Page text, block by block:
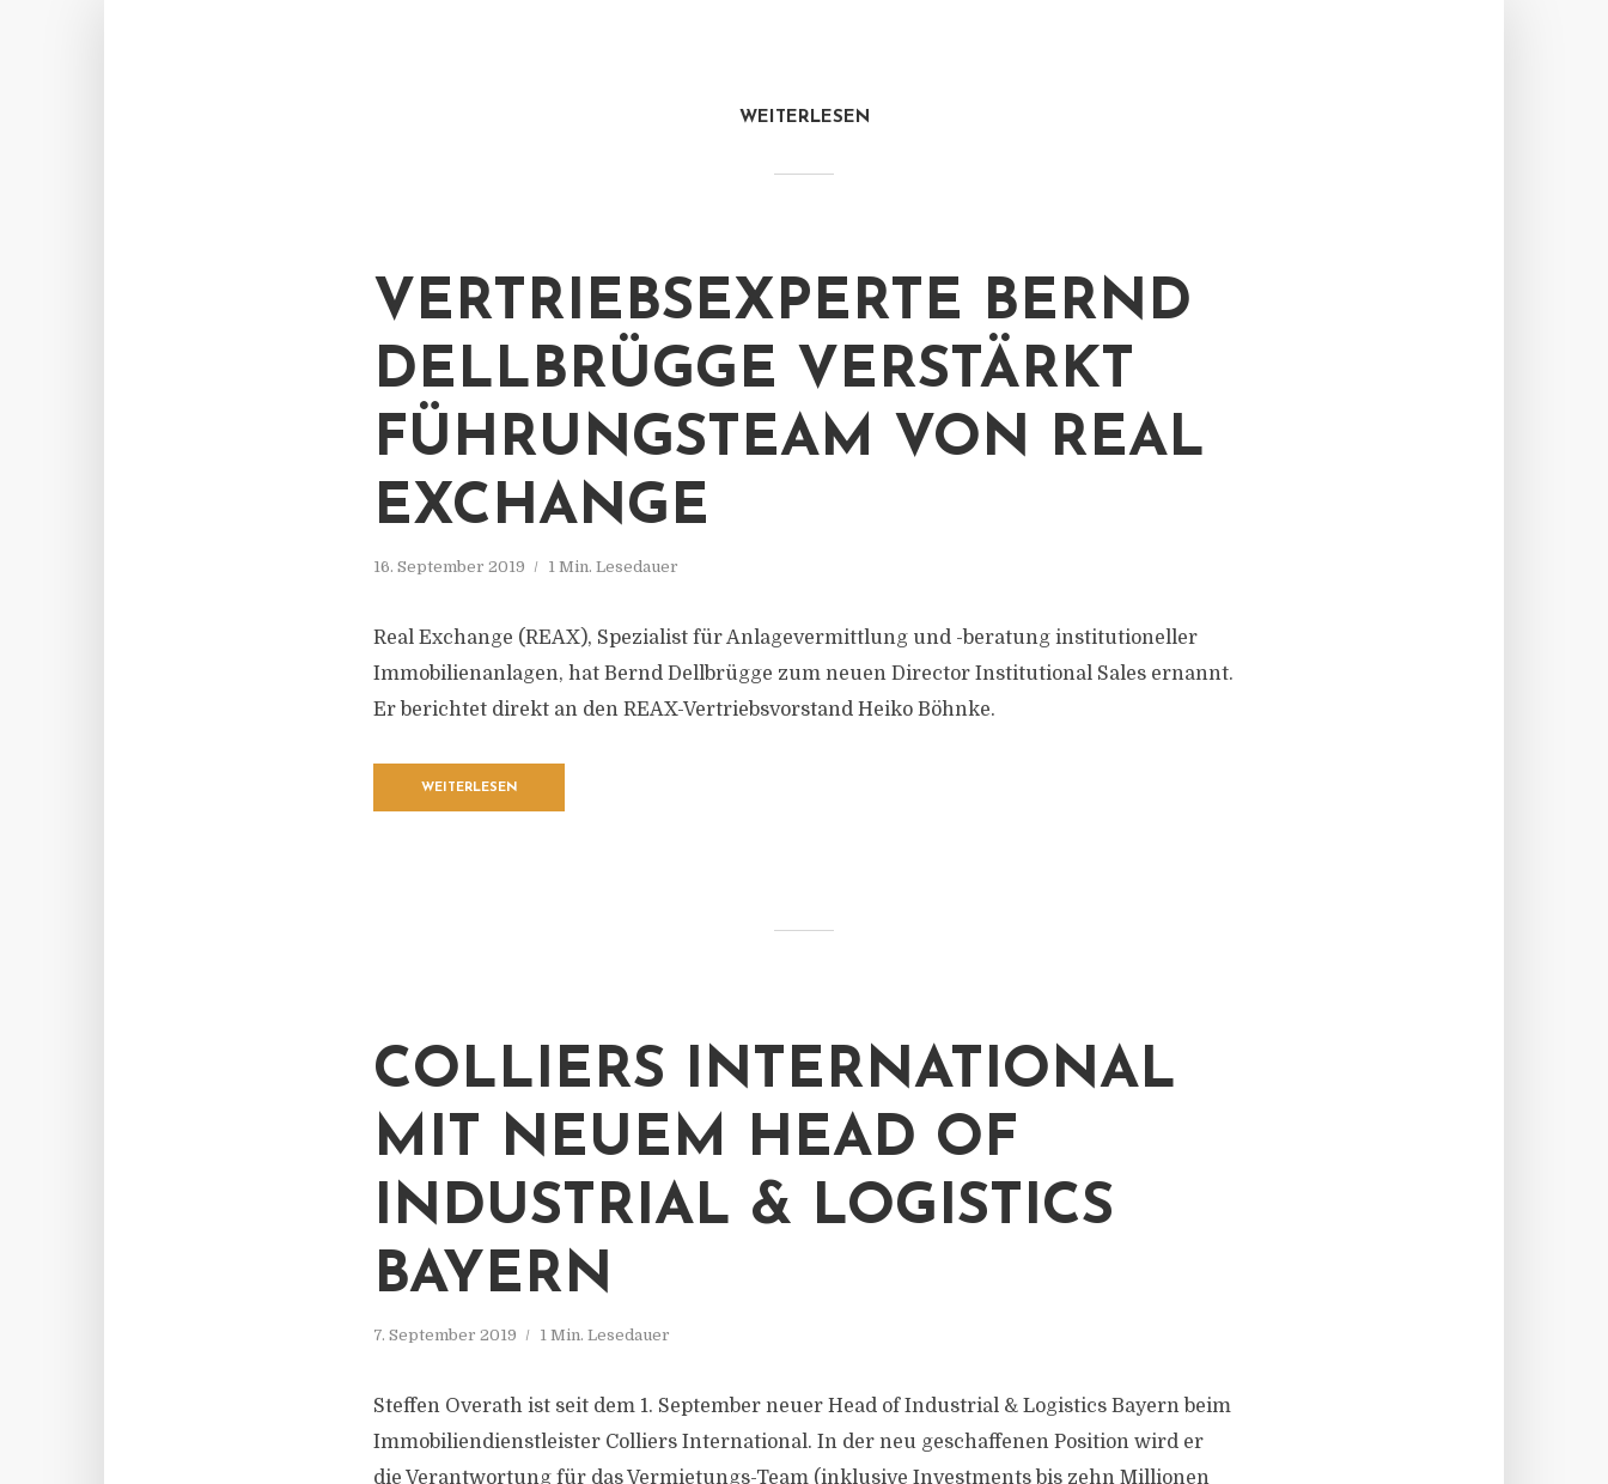
WEITERLESEN
VERTRIEBSEXPERTE BERND
DELLBRÜGGE VERSTÄRKT
FÜHRUNGSTEAM VON REAL
EXCHANGE
16. September 2019 1 Min. Lesedauer
Real Exchange (REAX), Spezialist für Anlagevermittlung und -beratung institutioneller
Immobilienanlagen, hat Bernd Dellbrügge zum neuen Director Institutional Sales ernannt.
Er berichtet direkt an den REAX-Vertriebsvorstand Heiko Böhnke.
WEITERLESEN
COLLIERS INTERNATIONAL
MIT NEUEM HEAD OF
INDUSTRIAL & LOGISTICS
BAYERN
7. September 2019 1 Min. Lesedauer
Steffen Overath ist seit dem 1. September neuer Head of Industrial & Logistics Bayern beim
Immobiliendienstleister Colliers International. In der neu geschaffenen Position wird er
die Verantwortung für das Vermietungs-Team (inklusive Investments bis zehn Millionen